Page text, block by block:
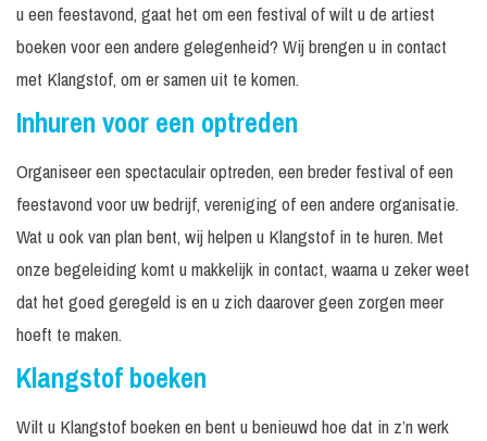
u een feestavond, gaat het om een festival of wilt u de artiest
boeken voor een andere gelegenheid? Wij brengen u in contact
met Klangstof, om er samen uit te komen.
Inhuren voor een optreden
Organiseer een spectaculair optreden, een breder festival of een
feestavond voor uw bedrijf, vereniging of een andere organisatie.
Wat u ook van plan bent, wij helpen u Klangstof in te huren. Met
onze begeleiding komt u makkelijk in contact, waarna u zeker weet
dat het goed geregeld is en u zich daarover geen zorgen meer
hoeft te maken.
Klangstof boeken
Wilt u Klangstof boeken en bent u benieuwd hoe dat in z’n werk